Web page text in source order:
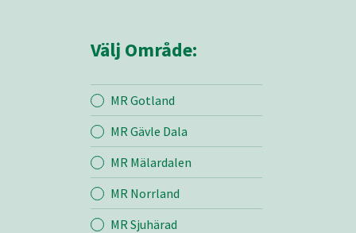
Mina sidor
MR Sverige
Välj Område:
MR Gotland
MR Gävle Dala
MR Mälardalen
MR Norrland
MR Sjuhärad